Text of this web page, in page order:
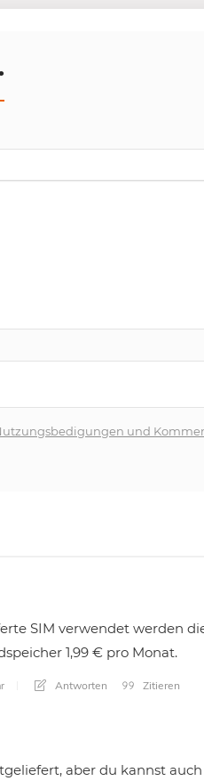
und
SIM verwendet werden
1,99 € pro Monat.
Antworten Zitieren
aber du kannst